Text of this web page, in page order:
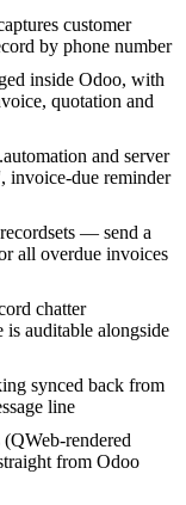
customer
by phone number
inside Odoo, with
quotation and
and server
invoice-due reminder
— send a
all overdue invoices
chatter
is auditable alongside
synced back from
line
rendered
from Odoo